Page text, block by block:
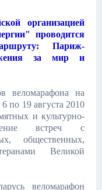
организацией
проводится
Париж-
за мир и
веломарафона на
по 19 августа 2010
и культурно-
встреч с
общественных,
Великой
веломарафон